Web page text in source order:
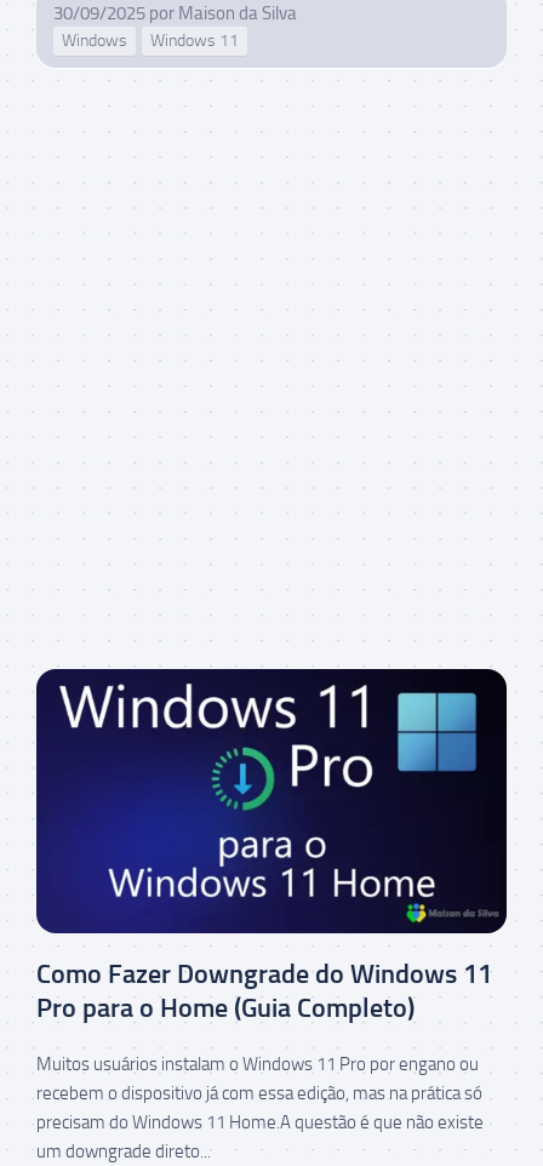
30/09/2025 por Maison da Silva
Windows Windows 11
Como Fazer Downgrade do Windows 11
Pro para o Home (Guia Completo)
Muitos usuários instalam o Windows 11 Pro por engano ou
recebem o dispositivo já com essa edição, mas na prática só
precisam do Windows 11 Home.A questão é que não existe
um downgrade direto...